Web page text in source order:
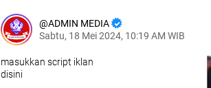
ADMIN MEDIA
Sabtu, 18 Mei 2024, 10:19 AM WIB
masukkan script iklan
disini